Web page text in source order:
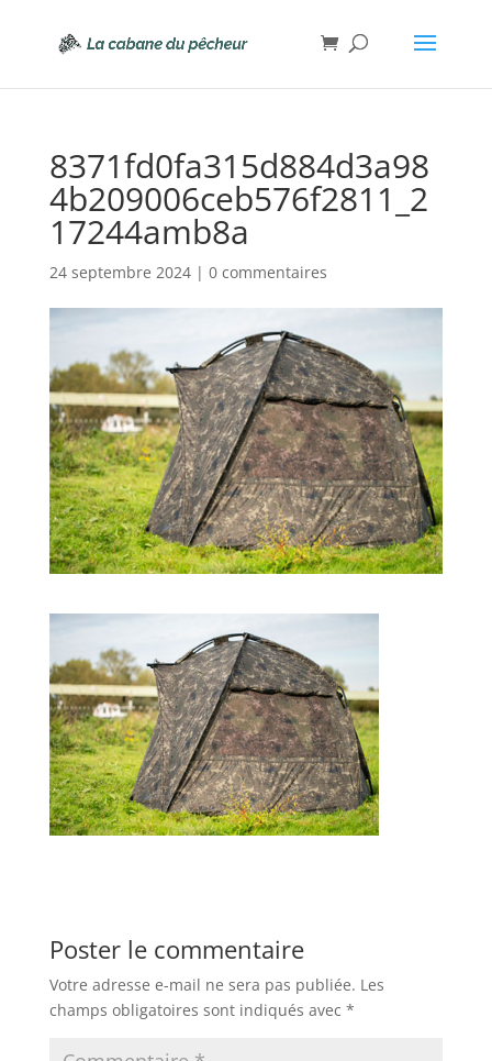
8371fd0fa315d884d3a98
4b209006ceb576f2811_2
17244amb8a
24 septembre 2024| 0 commentaires
Poster le commentaire
Votre adresse e-mail ne sera pas publiée. Les
champs obligatoires sont indiqués avec *